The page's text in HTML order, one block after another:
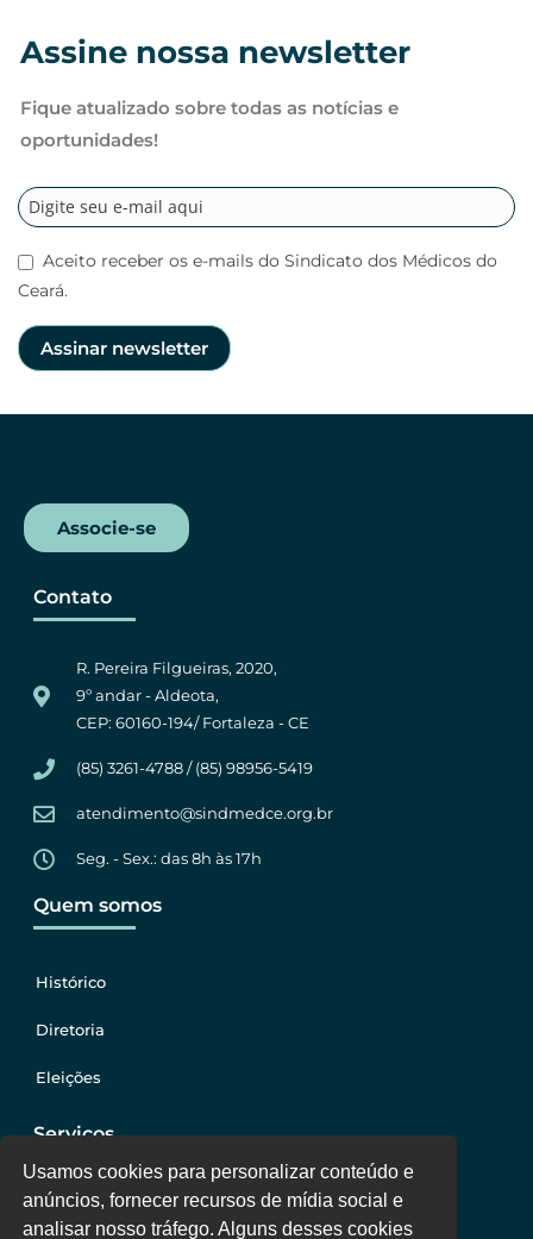
Assine nossa newsletter
Fique atualizado sobre todas as notícias e
oportunidades!
Aceito receber os e-mails do Sindicato dos Médicos do
Ceará.
Associe-se
Contato
R. Pereira Filgueiras, 2020,
9º andar - Aldeota,
CEP: 60160-194/ Fortaleza - CE
(85) 3261-4788 / (85) 98956-5419
atendimento@sindmedce.org.br
Seg. - Sex.: das 8h às 17h
Quem somos
Histórico
Diretoria
Eleições
Serviços
Jurídico
Usamos cookies para personalizar conteúdo e
anúncios, fornecer recursos de mídia social e
analisar nosso tráfego. Alguns desses cookies